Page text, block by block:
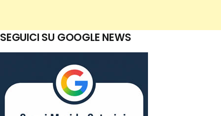
SEGUICI SU GOOGLE NEWS